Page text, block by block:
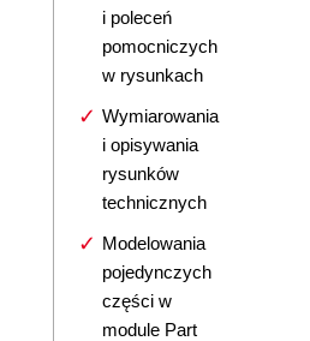
i poleceń
pomocniczych
w rysunkach
Wymiarowania
i opisywania
rysunków
technicznych
Modelowania
pojedynczych
części w
module Part